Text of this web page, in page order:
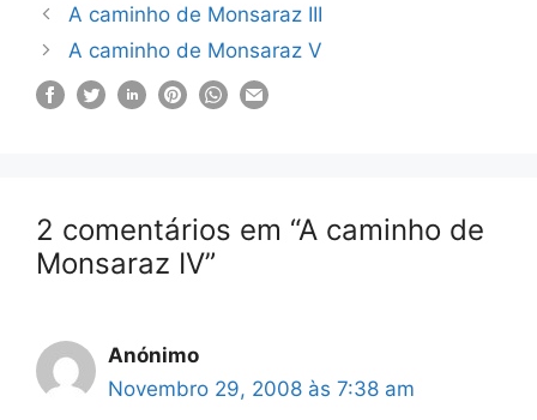
A caminho de Monsaraz III
A caminho de Monsaraz V
2 comentários em “A caminho de
Monsaraz IV”
Anónimo
Novembro 29, 2008 às 7:38 am